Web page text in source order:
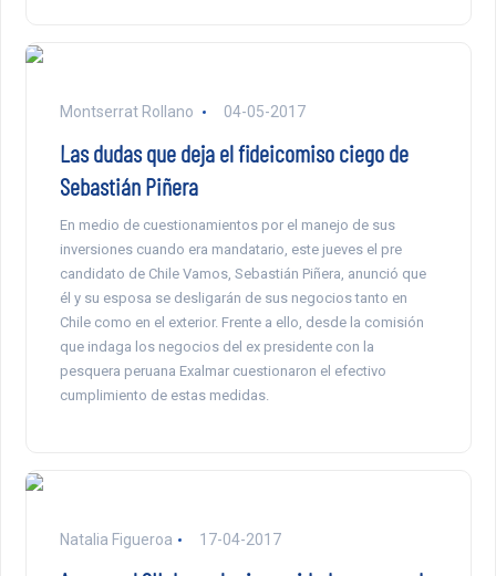
Montserrat Rollano 04-05-2017
Las dudas que deja el fideicomiso ciego de
Sebastián Piñera
En medio de cuestionamientos por el manejo de sus
inversiones cuando era mandatario, este jueves el pre
candidato de Chile Vamos, Sebastián Piñera, anunció que
él y su esposa se desligarán de sus negocios tanto en
Chile como en el exterior. Frente a ello, desde la comisión
que indaga los negocios del ex presidente con la
pesquera peruana Exalmar cuestionaron el efectivo
cumplimiento de estas medidas.
Natalia Figueroa 17-04-2017